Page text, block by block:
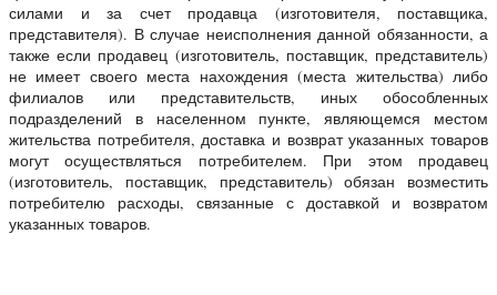
силами и за счет продавца (изготовителя, поставщика,
представителя). В случае неисполнения данной обязанности, а
также если продавец (изготовитель, поставщик, представитель)
не имеет своего места нахождения (места жительства) либо
филиалов или представительств, иных обособленных
подразделений в населенном пункте, являющемся местом
жительства потребителя, доставка и возврат указанных товаров
могут осуществляться потребителем. При этом продавец
(изготовитель, поставщик, представитель) обязан возместить
потребителю расходы, связанные с доставкой и возвратом
указанных товаров.